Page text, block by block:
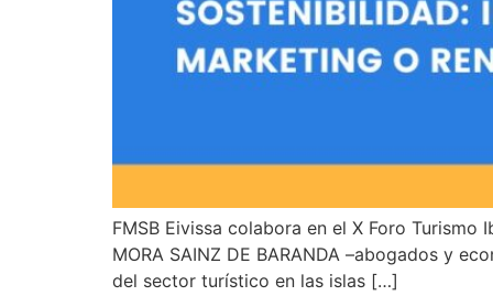
FMSB Eivissa colabora en el X Foro
MORA SAINZ DE BARANDA –abogados y
del sector turístico en las islas […]